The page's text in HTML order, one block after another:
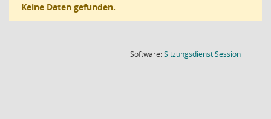
Keine Daten gefunden.
Software:SitzungsdienstSession(Wird in